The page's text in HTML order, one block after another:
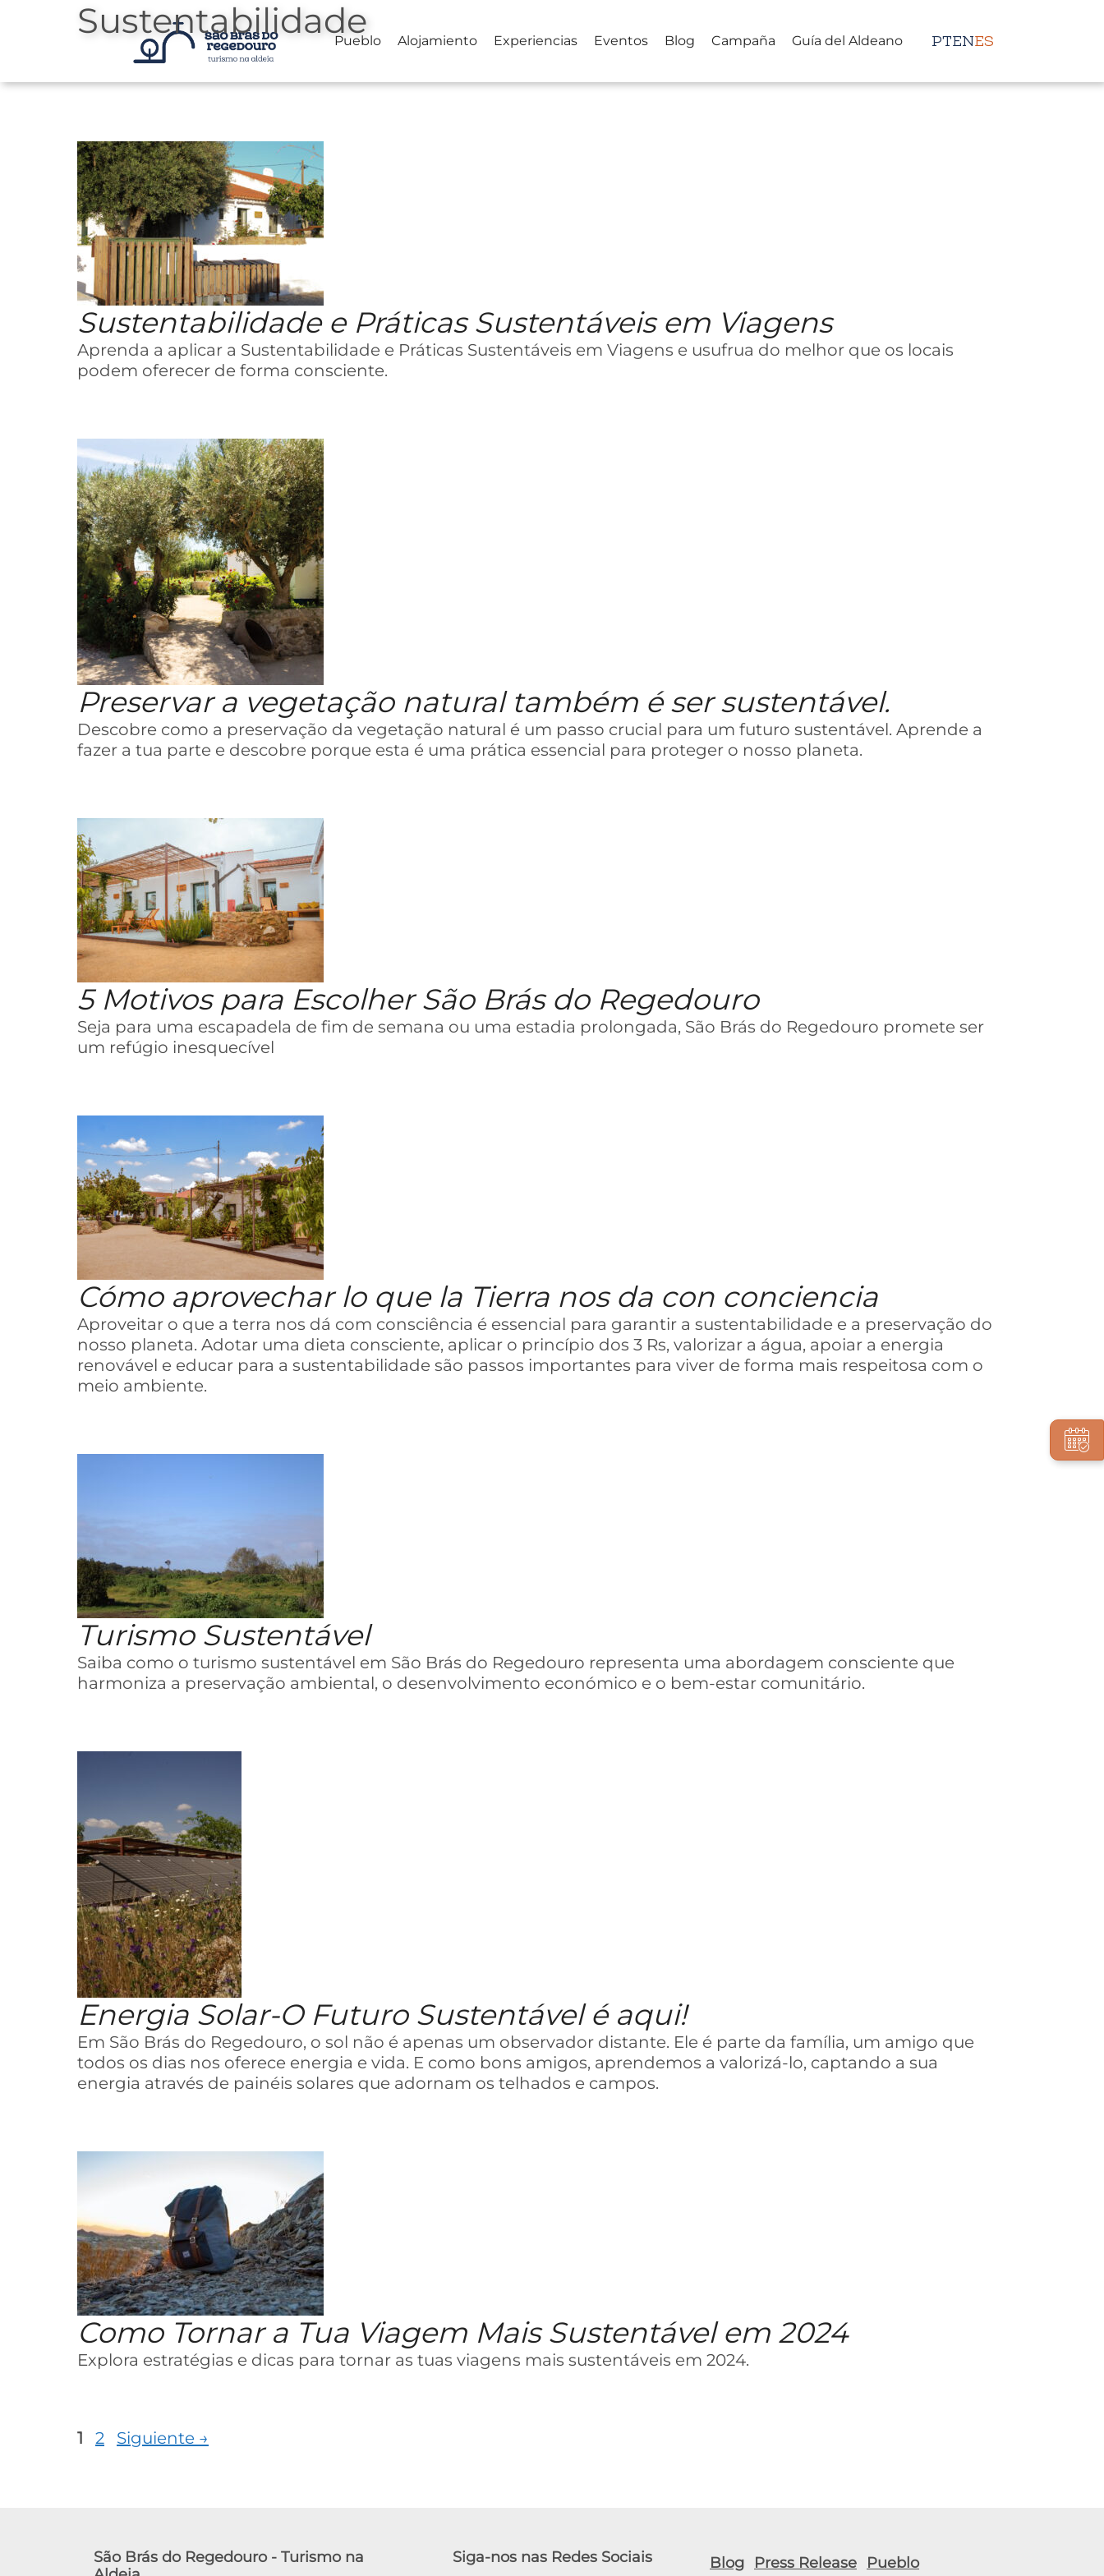
Saltar
Pueblo Alojamiento Experiencias Eventos Blog Campaña Guía del Aldeano PTENES
Sustentabilidade
Sustentabilidade e Práticas Sustentáveis em Viagens
Aprenda a aplicar a Sustentabilidade e Práticas Sustentáveis em Viagens e usufrua do melhor que os locais
podem oferecer de forma consciente.
Preservar a vegetação natural também é ser sustentável.
Descobre como a preservação da vegetação natural é um passo crucial para um futuro sustentável. Aprende a
fazer a tua parte e descobre porque esta é uma prática essencial para proteger o nosso planeta.
5 Motivos para Escolher São Brás do Regedouro
Seja para uma escapadela de fim de semana ou uma estadia prolongada, São Brás do Regedouro promete ser
um refúgio inesquecível
Cómo aprovechar lo que la Tierra nos da con conciencia
Aproveitar o que a terra nos dá com consciência é essencial para garantir a sustentabilidade e a preservação do
nosso planeta. Adotar uma dieta consciente, aplicar o princípio dos 3 Rs, valorizar a água, apoiar a energia
renovável e educar para a sustentabilidade são passos importantes para viver de forma mais respeitosa com o
meio ambiente.
Turismo Sustentável
Saiba como o turismo sustentável em São Brás do Regedouro representa uma abordagem consciente que
harmoniza a preservação ambiental, o desenvolvimento económico e o bem-estar comunitário.
Energia Solar-O Futuro Sustentável é aqui!
Em São Brás do Regedouro, o sol não é apenas um observador distante. Ele é parte da família, um amigo que
todos os dias nos oferece energia e vida. E como bons amigos, aprendemos a valorizá-lo, captando a sua
energia através de painéis solares que adornam os telhados e campos.
Como Tornar a Tua Viagem Mais Sustentável em 2024
Explora estratégias e dicas para tornar as tuas viagens mais sustentáveis em 2024.
Página
1 Página
2 Siguiente →
São Brás do Regedouro - Turismo na
Siga-nos nas Redes Sociais Blog Press Release Pueblo